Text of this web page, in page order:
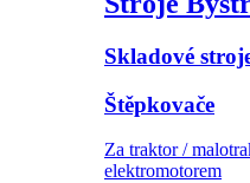
Skladové
Štěpkovače
Za traktor /
elektromotorem